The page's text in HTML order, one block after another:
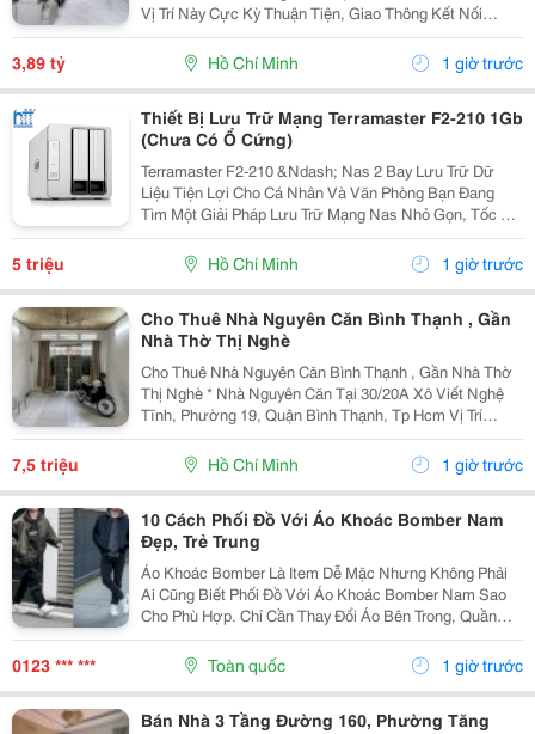
Vị Trí Này Cực Kỳ Thuận Tiện, Giao Thông Kết Nối
Nhanh Chóng, Cực Kỳ Phù Hợp Cho Khách Mua Để Giữ
Tài Sản Hoặc Cho Thuê Đều Rất Ổn Định. Thông Tin...
3,89 tỷ Hồ Chí Minh 1 giờ trước
Thiết Bị Lưu Trữ Mạng Terramaster F2-210 1Gb
(Chưa Có Ổ Cứng)
Terramaster F2-210 &Ndash; Nas 2 Bay Lưu Trữ Dữ
Liệu Tiện Lợi Cho Cá Nhân Và Văn Phòng Bạn Đang
Tìm Một Giải Pháp Lưu Trữ Mạng Nas Nhỏ Gọn, Tốc Độ
Ổn Định Và Hỗ Trợ Nhiều Tính Năng Sao Lưu?
Terramaster F2-210 Là Lựa Chọn Phù Hợp Cho Cá
Nhân, Gia...
5 triệu Hồ Chí Minh 1 giờ trước
Cho Thuê Nhà Nguyên Căn Bình Thạnh , Gần
Nhà Thờ Thị Nghè
Cho Thuê Nhà Nguyên Căn Bình Thạnh , Gần Nhà Thờ
Thị Nghè * Nhà Nguyên Căn Tại 30/20A Xô Viết Nghệ
Tĩnh, Phường 19, Quận Bình Thạnh, Tp Hcm Vị Trí
Thuận Tiện, Khu Dân Cư Hiện Hữu, Di Chuyển Nhanh
Sang Trung Tâm. * Diện Tích 57M&Sup2; ( Ngang 4M,...
7,5 triệu Hồ Chí Minh 1 giờ trước
10 Cách Phối Đồ Với Áo Khoác Bomber Nam
Đẹp, Trẻ Trung
Áo Khoác Bomber Là Item Dễ Mặc Nhưng Không Phải
Ai Cũng Biết Phối Đồ Với Áo Khoác Bomber Nam Sao
Cho Phù Hợp. Chỉ Cần Thay Đổi Áo Bên Trong, Quần
Hoặc Giày, Bạn Đã Có Thể Tạo Nên Nhiều Outfit Khác
Nhau Để Đi Làm, Dạo Phố Hay Gặp Gỡ Bạn Bè. Trong...
0123 *** *** Toàn quốc 1 giờ trước
Bán Nhà 3 Tầng Đường 160, Phường Tăng